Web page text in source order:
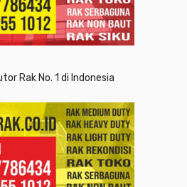
Rak No. 1 di Indonesia